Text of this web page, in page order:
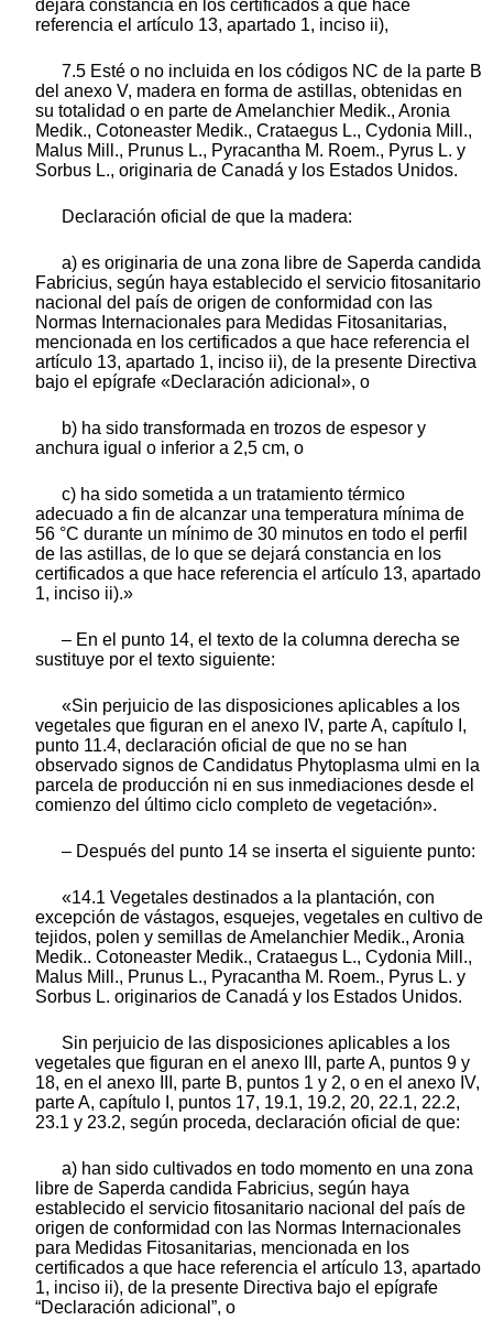
dejará constancia en los certificados a que hace
referencia el artículo 13, apartado 1, inciso ii),
7.5 Esté o no incluida en los códigos NC de la parte B
del anexo V, madera en forma de astillas, obtenidas en
su totalidad o en parte de Amelanchier Medik., Aronia
Medik., Cotoneaster Medik., Crataegus L., Cydonia Mill.,
Malus Mill., Prunus L., Pyracantha M. Roem., Pyrus L. y
Sorbus L., originaria de Canadá y los Estados Unidos.
Declaración oficial de que la madera:
a) es originaria de una zona libre de Saperda candida
Fabricius, según haya establecido el servicio fitosanitario
nacional del país de origen de conformidad con las
Normas Internacionales para Medidas Fitosanitarias,
mencionada en los certificados a que hace referencia el
artículo 13, apartado 1, inciso ii), de la presente Directiva
bajo el epígrafe «Declaración adicional», o
b) ha sido transformada en trozos de espesor y
anchura igual o inferior a 2,5 cm, o
c) ha sido sometida a un tratamiento térmico
adecuado a fin de alcanzar una temperatura mínima de
56 °C durante un mínimo de 30 minutos en todo el perfil
de las astillas, de lo que se dejará constancia en los
certificados a que hace referencia el artículo 13, apartado
1, inciso ii).»
– En el punto 14, el texto de la columna derecha se
sustituye por el texto siguiente:
«Sin perjuicio de las disposiciones aplicables a los
vegetales que figuran en el anexo IV, parte A, capítulo I,
punto 11.4, declaración oficial de que no se han
observado signos de Candidatus Phytoplasma ulmi en la
parcela de producción ni en sus inmediaciones desde el
comienzo del último ciclo completo de vegetación».
– Después del punto 14 se inserta el siguiente punto:
«14.1 Vegetales destinados a la plantación, con
excepción de vástagos, esquejes, vegetales en cultivo de
tejidos, polen y semillas de Amelanchier Medik., Aronia
Medik.. Cotoneaster Medik., Crataegus L., Cydonia Mill.,
Malus Mill., Prunus L., Pyracantha M. Roem., Pyrus L. y
Sorbus L. originarios de Canadá y los Estados Unidos.
Sin perjuicio de las disposiciones aplicables a los
vegetales que figuran en el anexo III, parte A, puntos 9 y
18, en el anexo III, parte B, puntos 1 y 2, o en el anexo IV,
parte A, capítulo I, puntos 17, 19.1, 19.2, 20, 22.1, 22.2,
23.1 y 23.2, según proceda, declaración oficial de que:
a) han sido cultivados en todo momento en una zona
libre de Saperda candida Fabricius, según haya
establecido el servicio fitosanitario nacional del país de
origen de conformidad con las Normas Internacionales
para Medidas Fitosanitarias, mencionada en los
certificados a que hace referencia el artículo 13, apartado
1, inciso ii), de la presente Directiva bajo el epígrafe
“Declaración adicional”, o